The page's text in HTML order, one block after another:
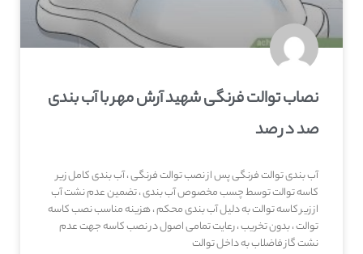
نصاب توالت فرنگی شهيد آرش مهر با آب بندی
صد در صد
آب بندی توالت فرنگی پس از نصب توالت فرنگی ، آب بندی کامل زیر
کاسه توالت توسط چسب مخصوص آب بندی ، تضمین عدم نشت آب
از زیر کاسه توالت به دلیل آب بندی محکم ، هزینه مناسب نصب کاسه
توالت ، بدون تخریب ، رعایت تمامی اصول در نصب کاسه جهت عدم
نشت گاز فاضلاب به داخل توالت